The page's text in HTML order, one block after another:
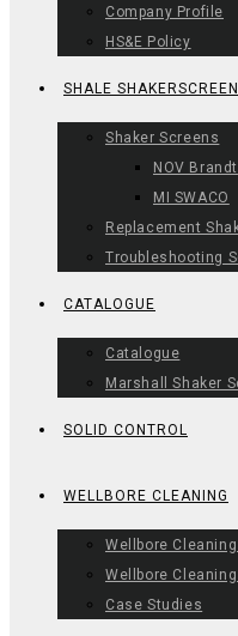
Company Profile
HS&E Policy
SHALE
Shaker Screens
NOV Brandt
MI SWACO
Replacement
Troubleshooting
CATALOGUE
Catalogue
Marshall Shaker
SOLID CONTROL
WELLBORE CLEANING
Wellbore
Wellbore
Case Studies